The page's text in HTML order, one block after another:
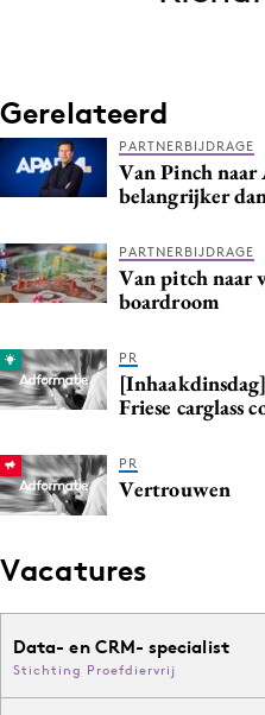
Contentmarketing
Craft
Customer Experience
Design
Digital transformation
Diversiteit
Effectiviteit
Gedragsverandering
Influencer marketing
Interne communicatie
Martech
Media
Programmatic
Purpose Marketing
Gerelateerd
PARTNERBIJDRAGE
Van Pinch
belangrijker
PARTNERBIJDRAGE
Van pitch naar
boardroom
PR
Friese carglass
PR
Vertrouwen
Vacatures
Data- en CRM- specialist
Stichting Proefdiervrij